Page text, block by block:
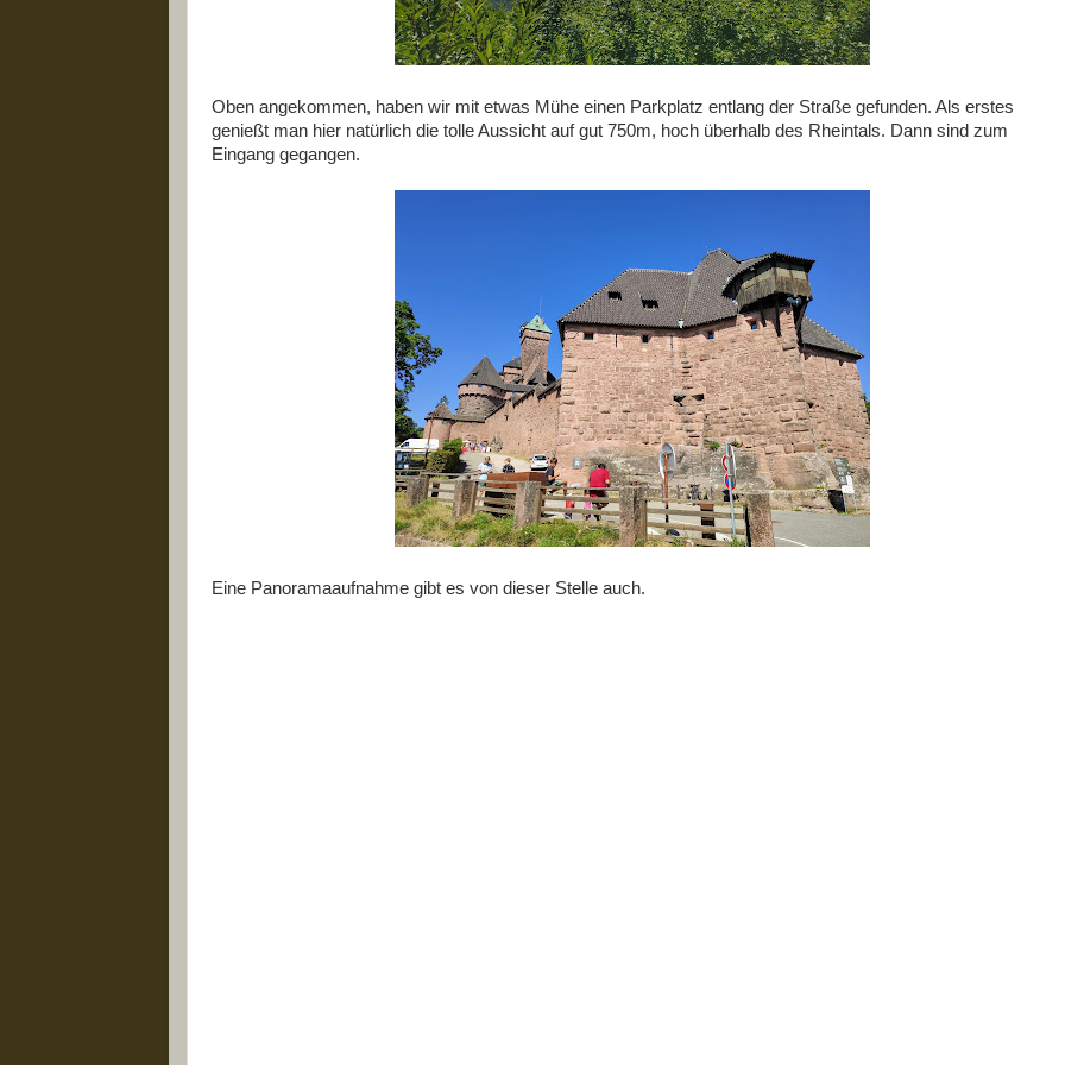
Oben angekommen, haben wir mit etwas Mühe einen Parkplatz entlang der Straße gefunden. Als erstes
genießt man hier natürlich die tolle Aussicht auf gut 750m, hoch überhalb des Rheintals. Dann sind zum
Eingang gegangen.
Eine Panoramaaufnahme gibt es von dieser Stelle auch.